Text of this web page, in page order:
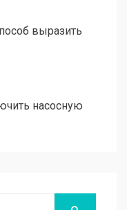
выразить
насосную